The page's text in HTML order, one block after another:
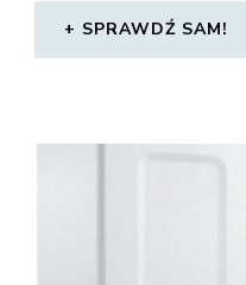
SPRAWDŹ SAM!